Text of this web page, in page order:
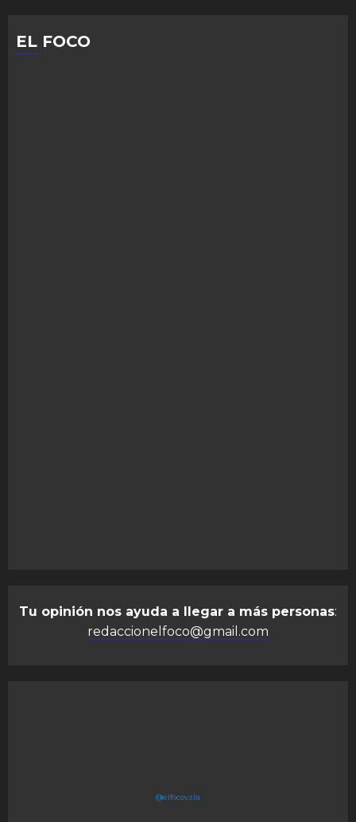
EL FOCO
Tu opinión nos ayuda a llegar a más personas:
redaccionelfoco@gmail.com
@elfocovzla